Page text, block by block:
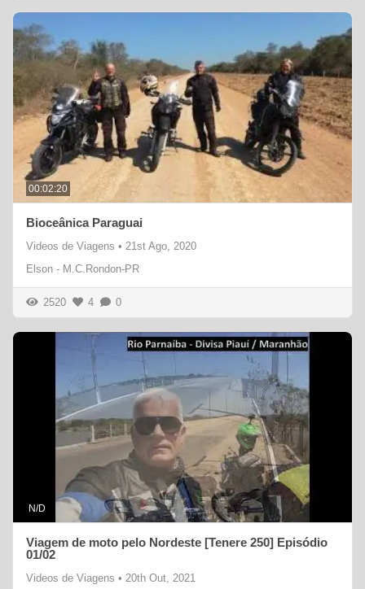
00:02:20
Bioceânica Paraguai
Videos de Viagens • 21st Ago, 2020
Elson - M.C.Rondon-PR
2520 4 0
N/D
Viagem de moto pelo Nordeste [Tenere 250] Episódio
01/02
Videos de Viagens • 20th Out, 2021